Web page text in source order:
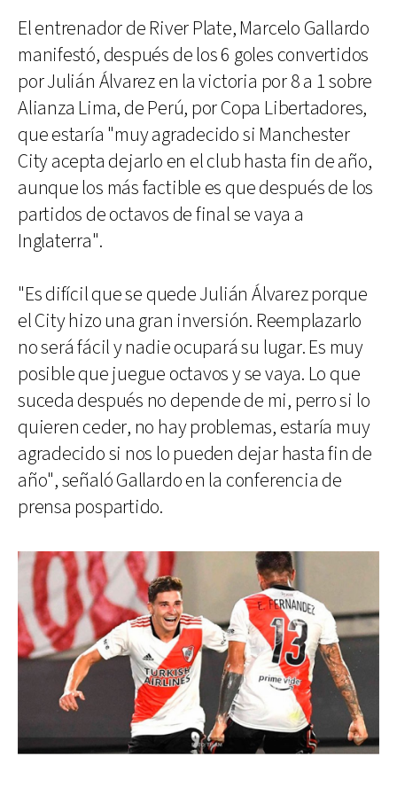
El entrenador de River Plate, Marcelo Gallardo
manifestó, después de los 6 goles convertidos
por Julián Álvarez en la victoria por 8 a 1 sobre
Alianza Lima, de Perú, por Copa Libertadores,
que estaría "muy agradecido si Manchester
City acepta dejarlo en el club hasta fin de año,
aunque los más factible es que después de los
partidos de octavos de final se vaya a
Inglaterra".
"Es difícil que se quede Julián Álvarez porque
el City hizo una gran inversión. Reemplazarlo
no será fácil y nadie ocupará su lugar. Es muy
posible que juegue octavos y se vaya. Lo que
suceda después no depende de mi, perro si lo
quieren ceder, no hay problemas, estaría muy
agradecido si nos lo pueden dejar hasta fin de
año", señaló Gallardo en la conferencia de
prensa pospartido.